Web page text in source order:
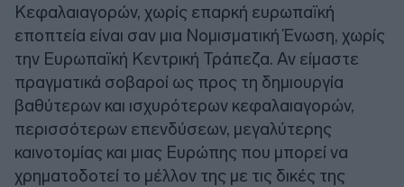
Κεφαλαιαγορών, χωρίς επαρκή ευρωπαϊκή
εποπτεία είναι σαν μια Νομισματική Ένωση, χωρίς
την Ευρωπαϊκή Κεντρική Τράπεζα. Αν είμαστε
πραγματικά σοβαροί ως προς τη δημιουργία
βαθύτερων και ισχυρότερων κεφαλαιαγορών,
περισσότερων επενδύσεων, μεγαλύτερης
καινοτομίας και μιας Ευρώπης που μπορεί να
χρηματοδοτεί το μέλλον της με τις δικές της